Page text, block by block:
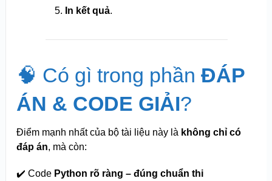
In kết quả.
🧠 Có gì trong phần ĐÁP
ÁN & CODE GIẢI?
Điểm mạnh nhất của bộ tài liệu này là không chỉ có
đáp án, mà còn:
✔️ Code Python rõ ràng – đúng chuẩn thi